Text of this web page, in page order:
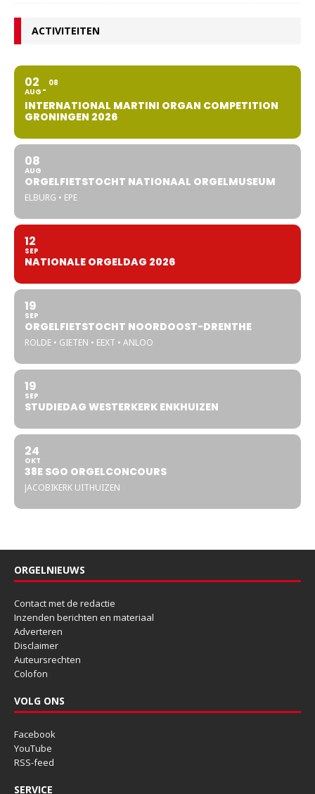
ACTIVITEITEN
02
AUG
08
INTERNATIONAL MARTINI ORGAN COMPETITION
GRONINGEN 2026
08
AUG
ORGELFIETSTOCHT NATIONAAL ORGELMUSEUM
ELBURG • EPE
12
SEP
NATIONALE ORGELDAG 2026
19
SEP
ORGELFIETSTOCHT NOORDOOST-DRENTHE
ROLDE • GIETEN • EEXT • ANLOO
19
SEP
STUDIEDAG WESTERKERK ENKHUIZEN
24
OKT
38E SGO ORGELCONCOURS
JACOBIKERK UITHUIZEN
ORGELNIEUWS
Contact met de redactie
Inzenden berichten en materiaal
Adverteren
Disclaimer
Auteursrechten
Colofon
VOLG ONS
Facebook
YouTube
RSS-feed
SERVICE